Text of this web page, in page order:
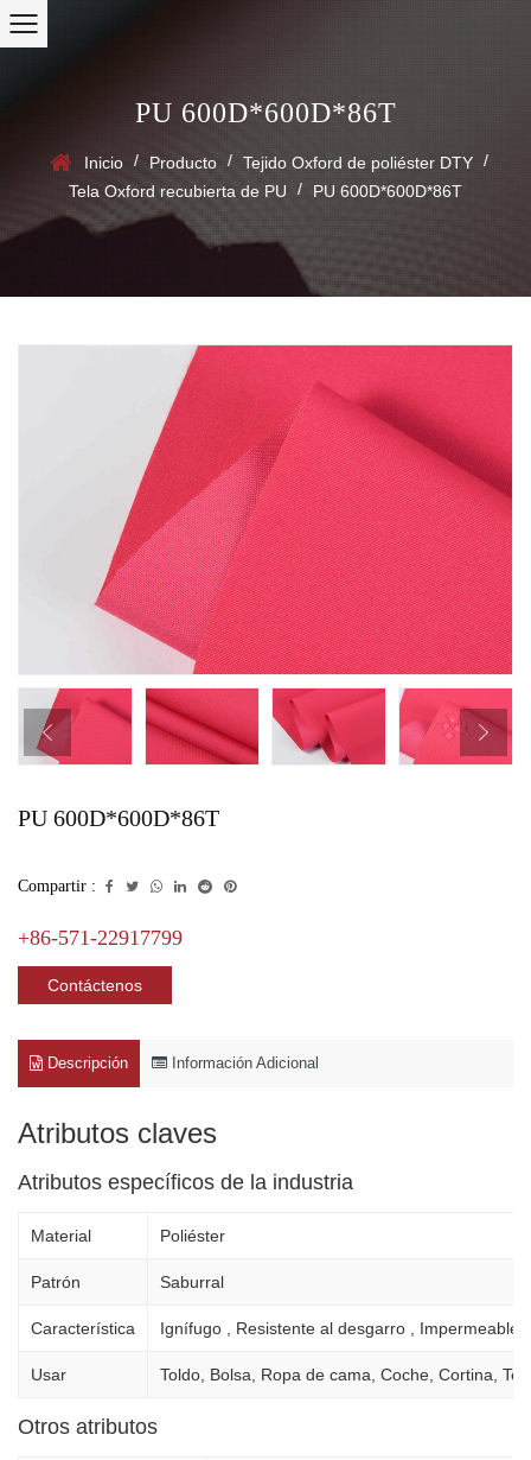
PU 600D*600D*86T
Inicio / Producto / Tejido Oxford de poliéster DTY /
Tela Oxford recubierta de PU
/ PU 600D*600D*86T
PU 600D*600D*86T
Compartir :
+86-571-22917799
Contáctenos
Descripción Información Adicional
Atributos claves
Atributos específicos de la industria
Material Poliéster
Patrón Saburral
Característica Ignífugo , Resistente al desgarro , Impermeable
Usar Toldo, Bolsa, Ropa de cama, Coche, Cortina,
Otros atributos